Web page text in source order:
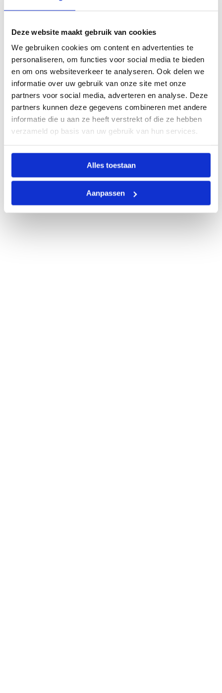
Deze website maakt gebruik van cookies
We gebruiken cookies om content en advertenties te
personaliseren, om functies voor social media te bieden
en om ons websiteverkeer te analyseren. Ook delen we
informatie over uw gebruik van onze site met onze
partners voor social media, adverteren en analyse. Deze
partners kunnen deze gegevens combineren met andere
informatie die u aan ze heeft verstrekt of die ze hebben
verzameld op basis van uw gebruik van hun services.
Alles toestaan
Aanpassen